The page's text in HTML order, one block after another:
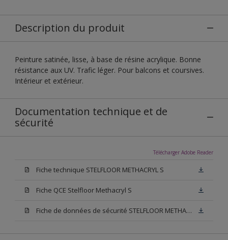
Description du produit
Peinture satinée, lisse, à base de résine acrylique. Bonne
résistance aux UV. Trafic léger. Pour balcons et coursives.
Intérieur et extérieur.
Documentation technique et de
sécurité
Télécharger Adobe Reader
Fiche technique STELFLOOR METHACRYL S
Fiche QCE Stelfloor Methacryl S
Fiche de données de sécurité STELFLOOR METHACRYL S